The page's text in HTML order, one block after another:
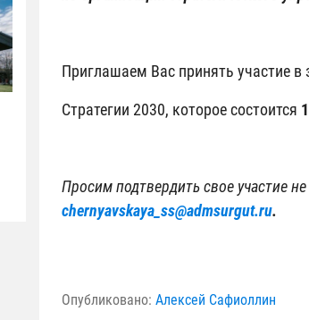
Приглашаем Вас принять участие в
Стратегии 2030, которое состоится
Просим подтвердить свое участие
chernyavskaya_ss@admsurgut.ru.
Опубликовано: Алексей Сафиоллин